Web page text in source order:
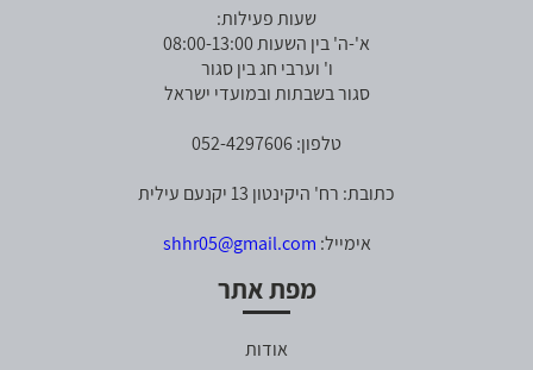
שעות פעילות:
א'-ה' בין השעות 08:00-13:00
ו' וערבי חג בין סגור
סגור בשבתות ובמועדי ישראל
טלפון: 052-4297606
כתובת: רח' היקינטון 13 יקנעם עילית
אימייל: shhr05@gmail.com
מפת אתר
אודות